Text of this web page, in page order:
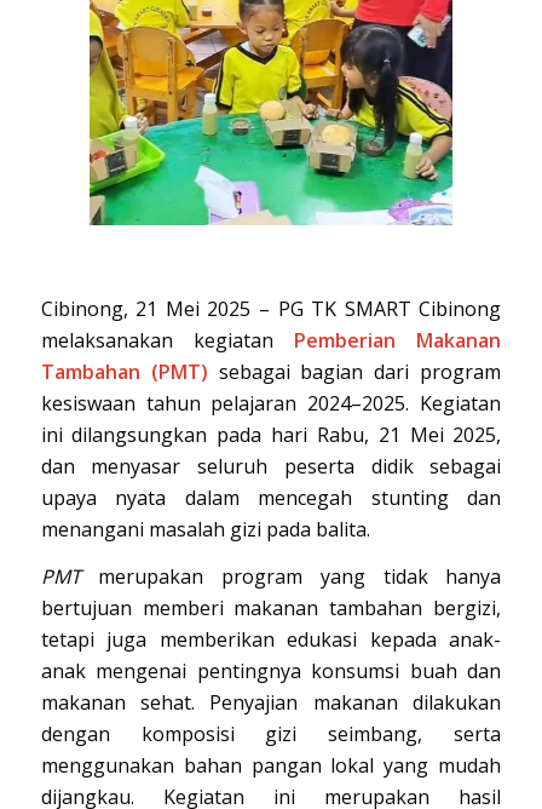
Cibinong, 21 Mei 2025 – PG TK SMART Cibinong
melaksanakan kegiatan Pemberian Makanan
Tambahan (PMT) sebagai bagian dari program
kesiswaan tahun pelajaran 2024–2025. Kegiatan
ini dilangsungkan pada hari Rabu, 21 Mei 2025,
dan menyasar seluruh peserta didik sebagai
upaya nyata dalam mencegah stunting dan
menangani masalah gizi pada balita.
PMTmerupakan program yang tidak hanya
bertujuan memberi makanan tambahan bergizi,
tetapi juga memberikan edukasi kepada anak-
anak mengenai pentingnya konsumsi buah dan
makanan sehat. Penyajian makanan dilakukan
dengan komposisi gizi seimbang, serta
menggunakan bahan pangan lokal yang mudah
dijangkau. Kegiatan ini merupakan hasil